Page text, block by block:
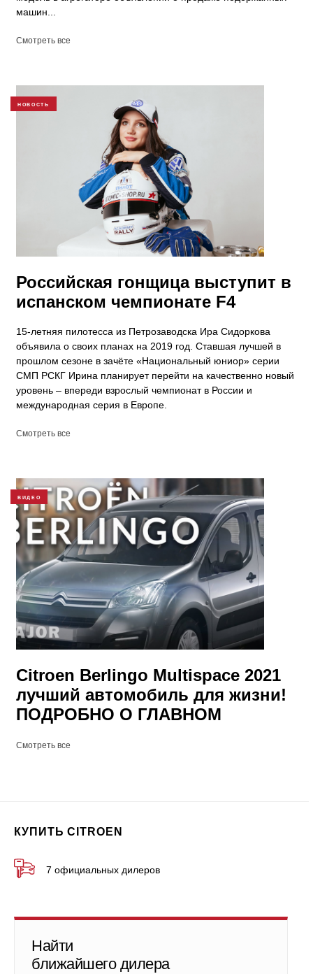
машин...
Смотреть все
НОВОСТЬ
Российская гонщица выступит в
испанском чемпионате F4
15-летняя пилотесса из Петрозаводска Ира Сидоркова
объявила о своих планах на 2019 год. Ставшая лучшей в
прошлом сезоне в зачёте «Национальный юниор» серии
СМП РСКГ Ирина планирует перейти на качественно новый
уровень – впереди взрослый чемпионат в России и
международная серия в Европе.
Смотреть все
ВИДЕО
Citroen Berlingo Multispace 2021
лучший автомобиль для жизни!
ПОДРОБНО О ГЛАВНОМ
Смотреть все
КУПИТЬ CITROEN
7 официальных дилеров
Найти
ближайшего дилера